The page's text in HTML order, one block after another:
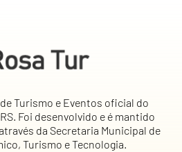
Turismo e Eventos oficial do
Foi desenvolvido e é mantido
da Secretaria Municipal de
Turismo e Tecnologia.